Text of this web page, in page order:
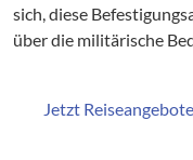
sich, diese
über die militärische
Jetzt